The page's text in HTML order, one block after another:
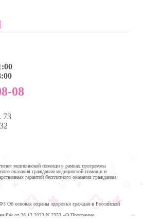
08
73
медицинской помощи в рамках программы
оказания гражданам медицинской помощи и
гарантий бесплатного оказания гражданам
Об основах охраны здоровья граждан в Российской
РФ от 28.12.2023 N 2353 «О Программе